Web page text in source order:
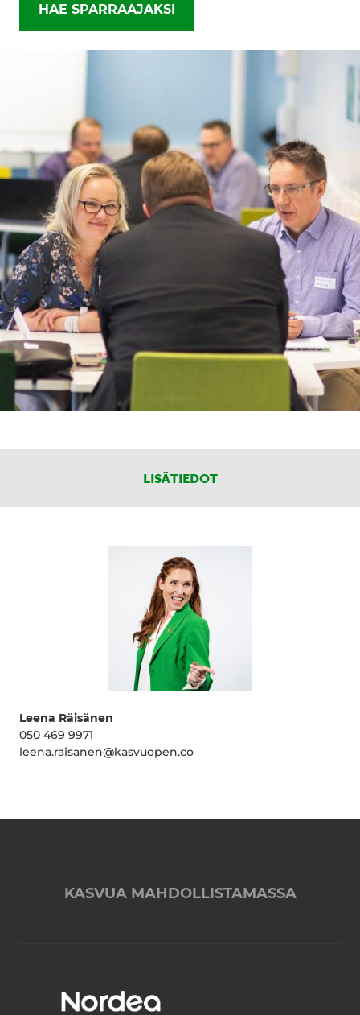
HAE SPARRAAJAKSI
LISÄTIEDOT
Leena Räisänen
050 469 9971
leena.raisanen@kasvuopen.co
KASVUA MAHDOLLISTAMASSA